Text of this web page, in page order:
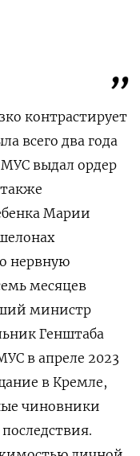
контрастирует
всего два года
МУС выдал ордер
Марии
нервную
месяцев
министр
Генштаба
в апреле 2023
в Кремле,
чиновники